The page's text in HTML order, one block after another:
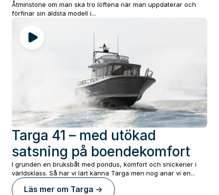
Åtminstone om man ska tro löftena när man uppdaterar och
förfinar sin äldsta modell i...
Targa 41 – med utökad
satsning på boendekomfort
I grunden en bruksbåt med pondus, komfort och snickerier i
världsklass. Så har vi lärt känna Targa men nog anar vi en...
Läs mer om Targa ->